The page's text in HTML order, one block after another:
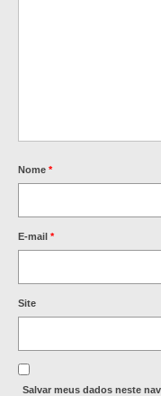
Nome *
E-mail *
Site
Salvar meus dados neste